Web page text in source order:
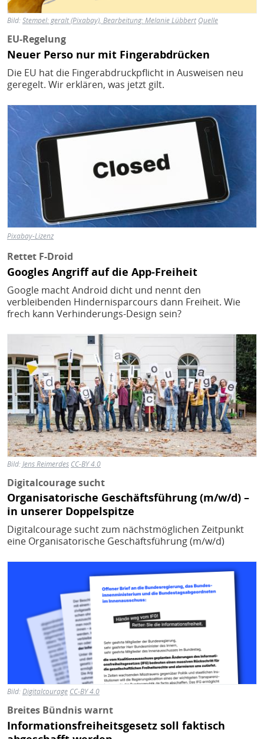
Bild:Stempel: geralt (Pixabay), Bearbeitung: Melanie Lübbert Quelle
EU-Regelung
Neuer Perso nur mit Fingerabdrücken
Die EU hat die Fingerabdruckpflicht in Ausweisen neu
geregelt. Wir erklären, was jetzt gilt.
Bild
Pixabay-Lizenz
Rettet F-Droid
Googles Angriff auf die App-Freiheit
Google macht Android dicht und nennt den
verbleibenden Hindernisparcours dann Freiheit. Wie
frech kann Verhinderungs-Design sein?
Bild
Bild:Jens Reimerdes CC-BY 4.0
Digitalcourage sucht
Organisatorische Geschäftsführung (m/w/d) –
in unserer Doppelspitze
Digitalcourage sucht zum nächstmöglichen Zeitpunkt
eine Organisatorische Geschäftsführung (m/w/d)
Bild
Bild:Digitalcourage CC-BY 4.0
Breites Bündnis warnt
Informationsfreiheitsgesetz soll faktisch